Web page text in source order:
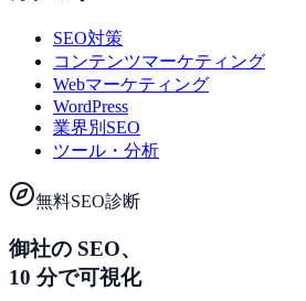
SEO対策
コンテンツマーケティング
Webマーケティング
WordPress
業界別SEO
ツール・分析
無料SEO診断
御社の SEO、
10 分で可視化